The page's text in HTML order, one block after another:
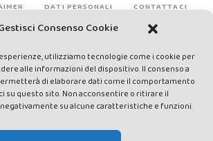
Consenso Cookie
utilizziamo tecnologie come i cookie per
alle informazioni del dispositivo. Il consenso a
di elaborare dati come il comportamento
su questo sito. Non acconsentire o ritirare il
su alcune caratteristiche e funzioni.
DATI PERSONALI CONTATTACI
registrata presso il Tribunale di Siena con